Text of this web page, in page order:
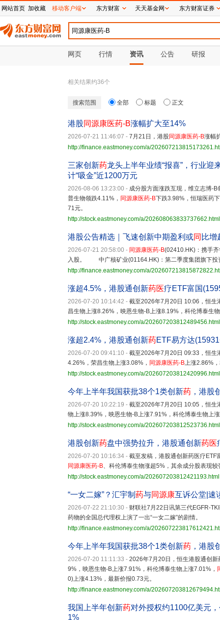
网页 行情 资讯 公告 研报
相关结果约36个
搜索范围 全部 标题 正文
港股同源康医药-B涨幅扩大至14%
2026-07-21 11:46:07 - 7月21日，港股同源康医药-B涨幅
http://finance.eastmoney.com/a/
三家创新药龙头上半年业绩“报喜”，行业迎
计“吸金”近1200万元
2026-08-06 13:23:00 - 成分股方面涨跌互现，维立志博-
普生物领跌4.11%， 同源康医药-B下跌3.98%，恒瑞医药
71元。
http://stock.eastmoney.com/a/202608063833737662.html
港股公告精选｜飞速创新中期盈利或同 比增
2026-07-21 20:58:00 - 同源康医药-B(02410.HK)：携手
入股。 中广核矿业(01164.HK)：第二季度集团旗下投
http://finance.eastmoney.com/a/
涨超4.5%，港股通创新药医疗ETF富国
2026-07-20 10:14:42 - 截至2026年7月20日 10:06，恒生
昌生物上涨8.26%，映恩生物-B上涨8.19%，科伦博泰生
http://stock.eastmoney.com/a/202607203812489456.html
涨超2.4%，港股通创新药ETF易方达
2026-07-20 09:41:10 - 截至2026年7月20日 09:33，恒生
4.26%，荣昌生物上涨3.08%， 同源康医药-B上涨2.86%
http://stock.eastmoney.com/a/202607203812420996.html
今年上半年我国获批38个1类创新药 ，港股
2026-07-20 10:22:19 - 截至2026年7月20日 10:05，恒生
物上涨8.39%，映恩生物-B上涨7.91%，科伦博泰生物上
http://stock.eastmoney.com/a/202607203812523736.html
港股创新药盘中强势拉升，港股通创新药医
2026-07-20 10:16:34 - 截至发稿，港股通创新药医疗
同源康医药-B、科伦博泰生物涨超5%，其余成分股表现较
http://stock.eastmoney.com/a/202607203812421193.html
“一女二嫁”？汇宇制 药与同源康互诉公堂|速
2026-07-22 21:10:30 - 财联社7月22日讯第三代EGFR-
药物的全国总代理权上演了一出“一女二嫁”的剧情。
http://finance.eastmoney.com/a/
今年上半年我国获批38个1类创新药 ，港股
2026-07-20 11:11:33 - 2026年7月20日，恒生港股通创
9%，映恩生物-B上涨7.91%，科伦博泰生物上涨7.01%，
0)上涨4.13%，最新价报0.73元。
http://finance.eastmoney.com/a/
我国上半年创新药对外授权约1100亿美元
1%
网站首页 加收藏 移动客户端 东方财富 天天基金网 东方财富证券